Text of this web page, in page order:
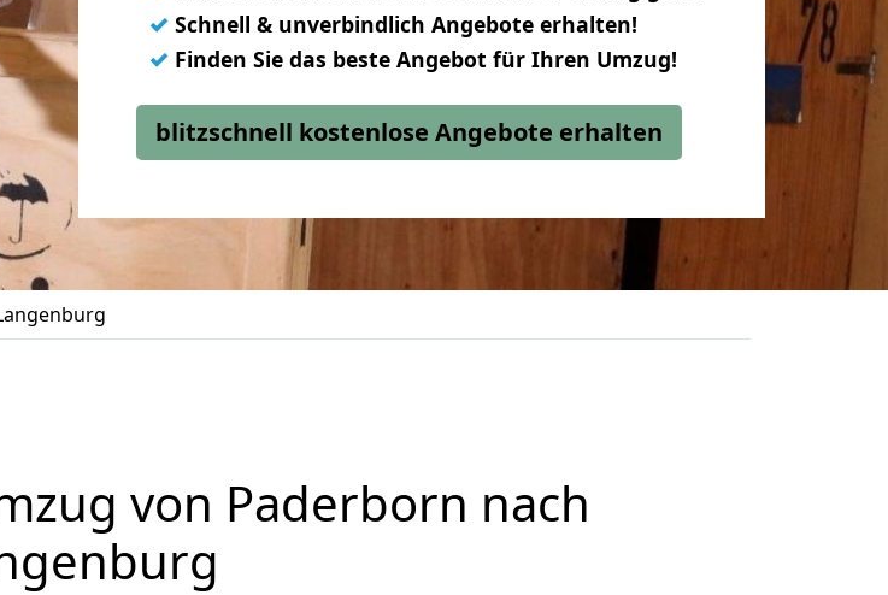
✓ Schnell & unverbindlich Angebote erhalten!
✓ Finden Sie das beste Angebot für Ihren Umzug!
blitzschnell kostenlose Angebote erhalten
von Paderborn nach